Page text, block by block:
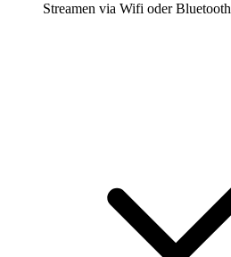
Streamen via Wifi oder Bluetooth